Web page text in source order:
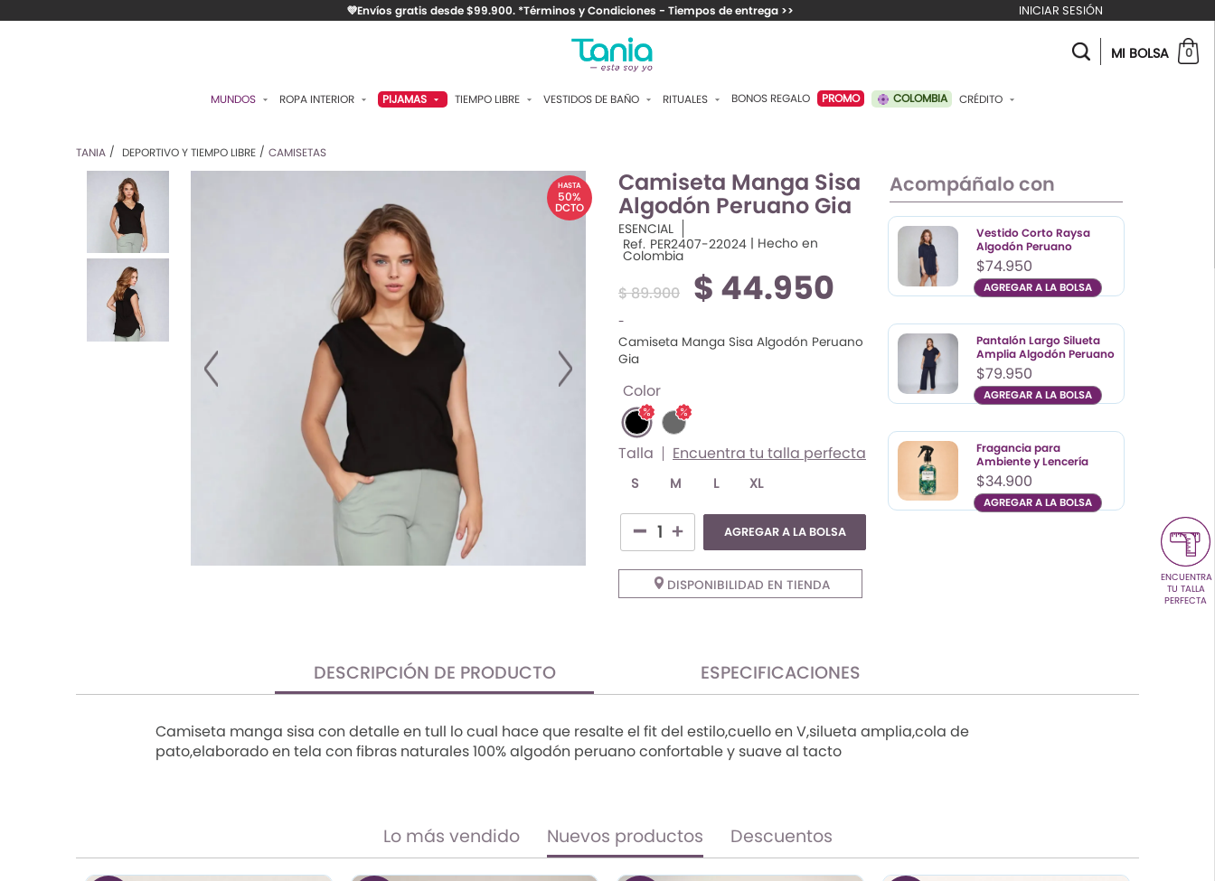
💜Envíos gratis desde $99.900. *Términos y Condiciones - Tiempos de entrega >> INICIAR SESIÓN
MUNDOS
ROMÁNTICA
ROPA INTERIOR
PANTIES
CAMISETAS
ACCESORIOS
LO MÁS VENDIDO
MATERNIDAD
FAJAS
TRENDY PROMO
CONJUNTOS
FRESCA
PIJAMAS
CAPRI
SHORT
CAMISAS
BATOLA
KIMONOS
PANTUFLAS
COMBINAR
TIEMPO LIBRE
PANTALONES Y SHORTS
CHAQUETAS Y BUZOS
VESTIDOS DE BAÑO
ENTEROS
RITUALES
ANTIBACTERIALES Y
JABONES
BONOS REGALO PROMO COLOMBIA CRÉDITO
MI BOLSA 0
TANIA DEPORTIVO Y TIEMPO LIBRE CAMISETAS
HASTA
50%
DCTO
Camiseta Manga Sisa
Algodón Peruano Gia
ESENCIAL
Ref. PER2407-22024 | Hecho en
Colombia
$ 89.900 $ 44.950
-
Camiseta Manga Sisa Algodón Peruano
Gia
Talla Encuentra tu talla perfecta
S M L XL
Color
AGREGAR A LA BOLSA
DISPONIBILIDAD EN TIENDA
Acompáñalo con
Vestido Corto Raysa
Algodón Peruano
$74.950
Color
S
M
L
XL
Talla
AGREGAR A LA BOLSA
Pantalón Largo Silueta
Amplia Algodón Peruano
Illa
$79.950
Color
S
M
L
Talla
AGREGAR A LA BOLSA
Fragancia para
Ambiente y Lencería
$34.900
AGREGAR A LA BOLSA
DESCRIPCIÓN DE PRODUCTO ESPECIFICACIONES
Camiseta manga sisa con detalle en tull lo cual hace que resalte el fit del estilo,cuello en V,silueta amplia,cola de
pato,elaborado en tela con fibras naturales 100% algodón peruano confortable y suave al tacto
Lo más vendido Nuevos productos Descuentos
ENCUENTRA
TU TALLA
PERFECTA